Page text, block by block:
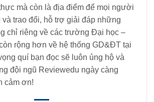
mà còn là địa điểm để mọi người
và trao đổi, hỗ trợ giải đáp những
chỉ riêng về các trường Đại học –
rộng hơn về hệ thống GD&ĐT tại
quí bạn đọc sẽ luôn ủng hộ và
đội ngũ Reviewedu ngày càng
cảm ơn!